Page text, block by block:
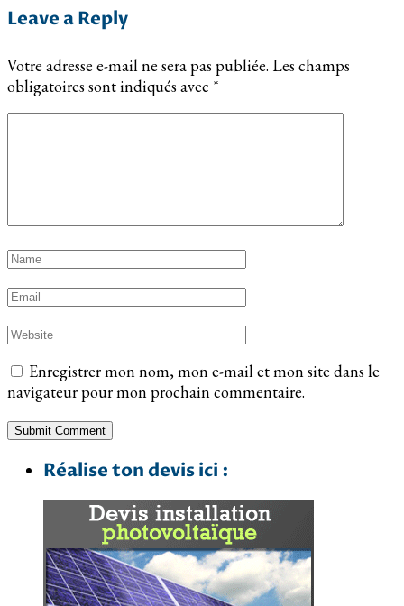
Leave a Reply
Votre adresse e-mail ne sera pas publiée. Les champs
obligatoires sont indiqués avec *
Enregistrer mon nom, mon e-mail et mon site dans le
navigateur pour mon prochain commentaire.
Réalise ton devis ici :